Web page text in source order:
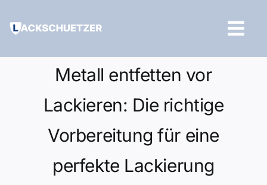
Inhalt
Metall entfetten vor
Lackieren: Die richtige
Vorbereitung für eine
perfekte Lackierung